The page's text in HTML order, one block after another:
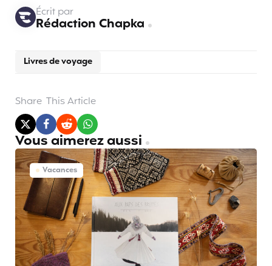
Livres de voyage
Écrit par
Rédaction Chapka
Share This Article
Vous aimerez aussi
Vacances